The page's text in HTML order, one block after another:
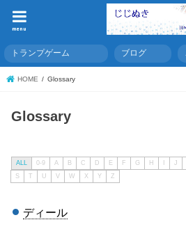
menu
トランプゲーム ブログ
HOME Glossary
Glossary
ALL 0-9 A B C D E F G H J
S
T V W X Y Z
ディール